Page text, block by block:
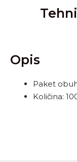
Opis
Paket
Količina: